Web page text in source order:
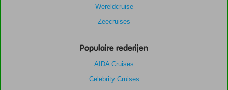
Wereldcruise
Zeecruises
Populaire rederijen
AIDA Cruises
Celebrity Cruises